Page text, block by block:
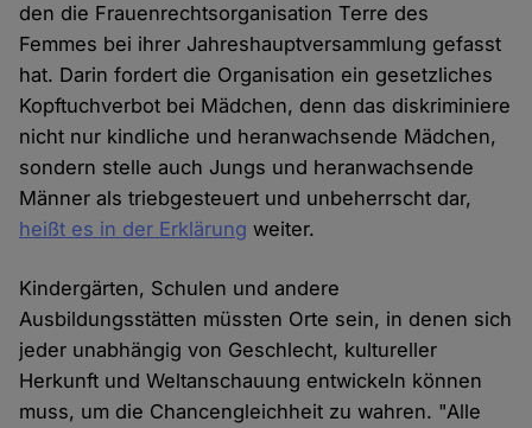
den die Frauenrechtsorganisation Terre des
Femmes bei ihrer Jahreshauptversammlung gefasst
hat. Darin fordert die Organisation ein gesetzliches
Kopftuchverbot bei Mädchen, denn das diskriminiere
nicht nur kindliche und heranwachsende Mädchen,
sondern stelle auch Jungs und heranwachsende
Männer als triebgesteuert und unbeherrscht dar,
heißt es in der Erklärung weiter.
Kindergärten, Schulen und andere
Ausbildungsstätten müssten Orte sein, in denen sich
jeder unabhängig von Geschlecht, kultureller
Herkunft und Weltanschauung entwickeln können
muss, um die Chancengleichheit zu wahren. "Alle